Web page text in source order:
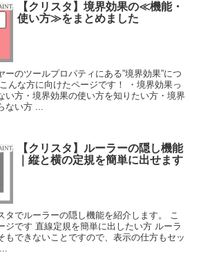
【クリスタ】境界効果の≪機能・
使い方≫をまとめました
ーのツールプロパティにある”境界効果”につ
んな方に向けたページです！ ・境界効果っ
い方・境界効果の使い方を知りたい方・境界
ない方 ...
【クリスタ】ルーラーの隠し機能
｜縦と横の定規を簡単に出せます
タでルーラーの隠し機能を紹介します。 こ
ジです 直線定規を簡単に出したい方 ルーラ
もできないことですので、表示の仕方もセッ